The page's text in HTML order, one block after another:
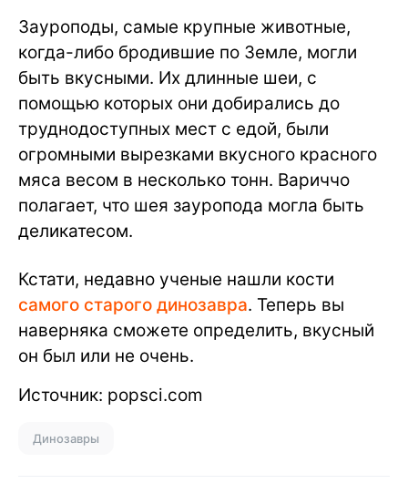
Зауроподы, самые крупные животные,
когда-либо бродившие по Земле, могли
быть вкусными. Их длинные шеи, с
помощью которых они добирались до
труднодоступных мест с едой, были
огромными вырезками вкусного красного
мяса весом в несколько тонн. Вариччо
полагает, что шея зауропода могла быть
деликатесом.
Кстати, недавно ученые нашли кости
самого старого динозавра. Теперь вы
наверняка сможете определить, вкусный
он был или не очень.
Источник: popsci.com
Динозавры